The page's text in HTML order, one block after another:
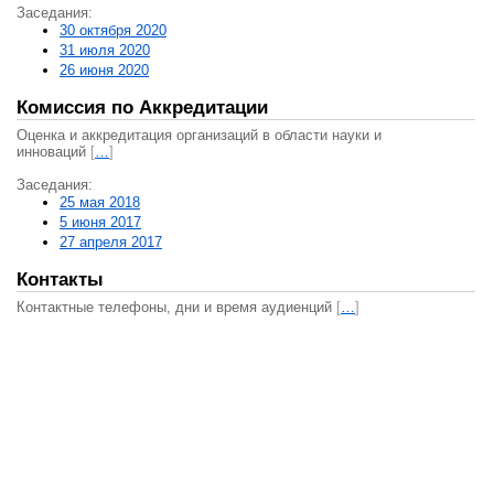
Заседания:
30 октября 2020
31 июля 2020
26 июня 2020
Комиссия по Аккредитации
Оценка и аккредитация организаций в области науки и
инноваций […]
Заседания:
25 мая 2018
5 июня 2017
27 апреля 2017
Контакты
Контактные телефоны, дни и время аудиенций […]